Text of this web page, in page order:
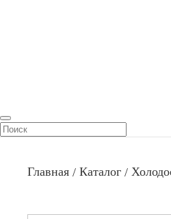
Главная Каталог